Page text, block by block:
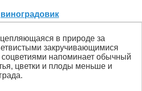
виноградовик
в природе за
закручивающимися
напоминает обычный
цветки и плоды меньше и